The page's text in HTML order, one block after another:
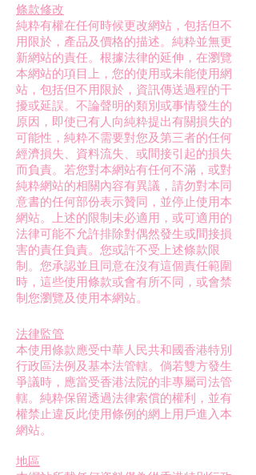
條款修改
純粋有權在任何時候更改網站，包括但不
用限於，產品及價格的描述。純粋並無更
新網站的責任。根據法律的延伸，在瀏覽
本網站的項目上，您的使用或未能使用網
站，包括但不用限於，資訊傳送過程的干
擾或延誤。不論聲明的類別或事情發生的
原因，即使已有人向純粋提出有關損失的
可能性，純粋不需要對您及第三者的任何
經濟損失、資料流失、或間接引起的損失
而負責。若您對本網站有任何不滿，或對
純粋網站的相關內容有異議，請勿對本同
意書的任何部份表示贊同，並停止使用本
網站。上述的限制未必適用，或可適用的
法律可能不允許排除對偶然發生或間接損
害的責任負責。您或許不受上述條款限
制。您承認並且同意在沒有這個責任範圍
時，這些使用條款或會有所不同，或會禁
制您瀏覽及使用本網站。
法律監管
本使用條款應受中華人民共和國香港特別
行政區法例及基本法管轄。倘若雙方發生
爭議時，應當受香港法院的非專屬司法管
轄。純粋保留透過法律索償的權利，並有
權禁止違反此使用條例的網上用戶進入本
網站。
地區